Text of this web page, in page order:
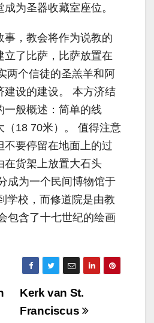
为圣器收藏室座位。
事，教会将作为说教的
立了比萨，比萨放置在
两个信徒的圣羔羊和阿
建设的建设。 本方济结
一般概述：简单的线
（18 70米）。 值得注意
不要停留在地面上的过
在货架上放置大石头
成为一个民间博物馆于
学校，而修道院是由教
包含了十七世纪的绘画
Kerk van St.
Franciscus